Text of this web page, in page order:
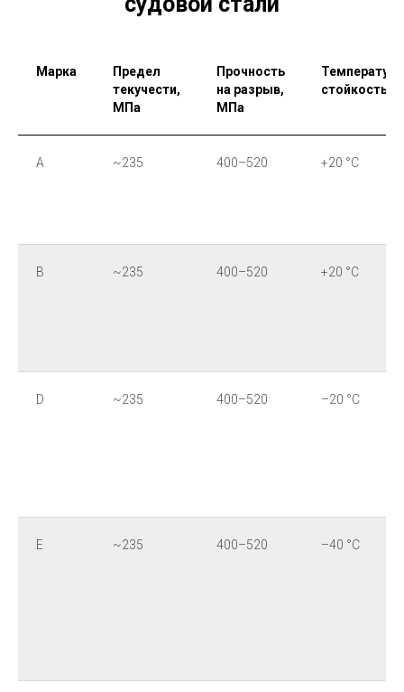
Марка
Предел
текучести,
МПа
Прочность
на разрыв,
МПа
стойкость
A ~235 400–520 +20 °C
B ~235 400–520 +20 °C
D ~235 400–520 –20 °C
E ~235 400–520 –40 °C